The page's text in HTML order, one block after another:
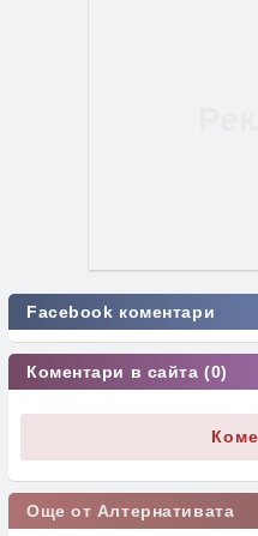
Facebook коментари
Коментари в сайта (0)
Още от Алтернативата